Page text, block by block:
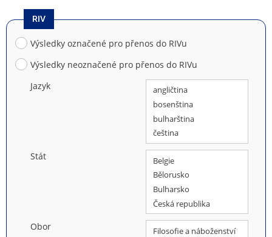
RIV
Výsledky označené pro přenos do RIVu
Výsledky neoznačené pro přenos do RIVu
Jazyk
Stát
Obor